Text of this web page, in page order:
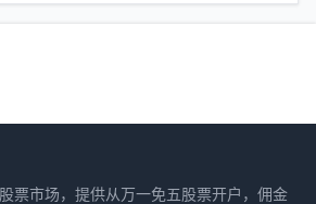
票市场，提供从万一免五股票开户，佣金